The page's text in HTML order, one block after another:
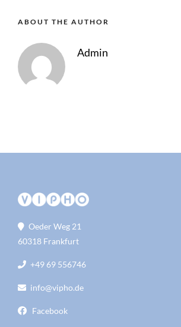
ABOUT THE AUTHOR
Admin
Oeder Weg 21
60318 Frankfurt
+49 69 556746
info@vipho.de
Facebook